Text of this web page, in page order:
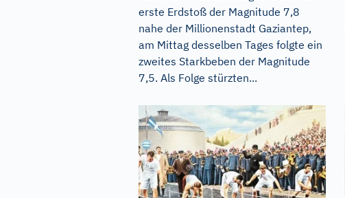
erste Erdstoß der Magnitude 7,8
nahe der Millionenstadt Gaziantep,
am Mittag desselben Tages folgte ein
zweites Starkbeben der Magnitude
7,5. Als Folge stürzten...